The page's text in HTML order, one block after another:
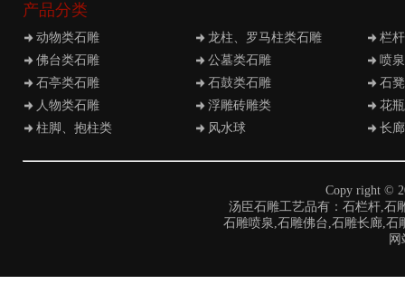
产品分类
动物类石雕 龙柱、罗马柱类石雕
栏
佛台类石雕
公墓类石雕
喷
石亭类石雕
石鼓类石雕
石
人物类石雕
浮雕砖雕类
花
柱脚、抱柱类
风水球 长
Copy right ©
汤臣石雕工艺品有：石栏杆,石
石雕喷泉,石雕佛台,石雕长廊,石
网